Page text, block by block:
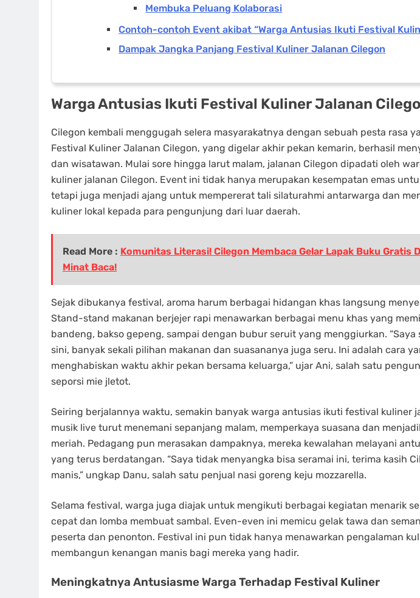
Membuka Peluang Kolaborasi
Contoh-contoh Event akibat “Warga Antusias Ikuti Festival
Dampak Jangka Panjang Festival Kuliner Jalanan Cilegon
Warga Antusias Ikuti Festival Kuliner Jalanan
Cilegon kembali menggugah selera masyarakatnya dengan sebuah pesta rasa
Festival Kuliner Jalanan Cilegon, yang digelar akhir pekan kemarin, berhasil
dan wisatawan. Mulai sore hingga larut malam, jalanan Cilegon dipadati oleh
kuliner jalanan Cilegon. Event ini tidak hanya merupakan kesempatan emas
tetapi juga menjadi ajang untuk mempererat tali silaturahmi antarwarga dan
kuliner lokal kepada para pengunjung dari luar daerah.
Read More : Komunitas Literasi! Cilegon Membaca Gelar Lapak Buku Gratis
Minat Baca!
Sejak dibukanya festival, aroma harum berbagai hidangan khas langsung
Stand-stand makanan berjejer rapi menawarkan berbagai menu khas yang
bandeng, bakso gepeng, sampai dengan bubur seruit yang menggiurkan. “Saya
sini, banyak sekali pilihan makanan dan suasananya juga seru. Ini adalah cara
menghabiskan waktu akhir pekan bersama keluarga,” ujar Ani, salah satu
seporsi mie jletot.
Seiring berjalannya waktu, semakin banyak warga antusias ikuti festival kuliner
musik live turut menemani sepanjang malam, memperkaya suasana dan
meriah. Pedagang pun merasakan dampaknya, mereka kewalahan melayani
yang terus berdatangan. “Saya tidak menyangka bisa seramai ini, terima kasih
manis,” ungkap Danu, salah satu penjual nasi goreng keju mozzarella.
Selama festival, warga juga diajak untuk mengikuti berbagai kegiatan menarik
cepat dan lomba membuat sambal. Even-even ini memicu gelak tawa dan
peserta dan penonton. Festival ini pun tidak hanya menawarkan pengalaman
membangun kenangan manis bagi mereka yang hadir.
Meningkatnya Antusiasme Warga Terhadap Festival Kuliner